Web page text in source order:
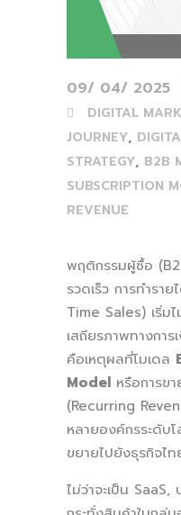
09/ 04/ 2025
DIGITAL
JOURNEY,
STRATEGY, B2B
SUBSCRIPTION
REVENUE
พฤติกรรมผู้ซื้อ
รวดเร็ว การทำรา
Time Sales) เริ่ม
เสถียรภาพทางกา
คือเหตุผลที่โมเดล
Model หรือการข
(Recurring
หลายองค์กรระดับโ
ขยายไปยังธุรกิจไท
ไม่ว่าจะเป็น